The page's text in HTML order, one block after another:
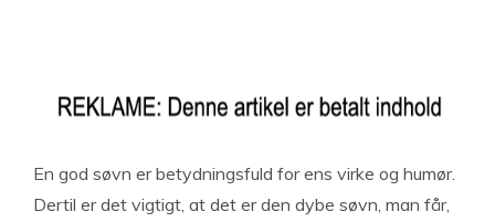
En god søvn er betydningsfuld for ens virke og humør.
Dertil er det vigtigt, at det er den dybe søvn, man får,